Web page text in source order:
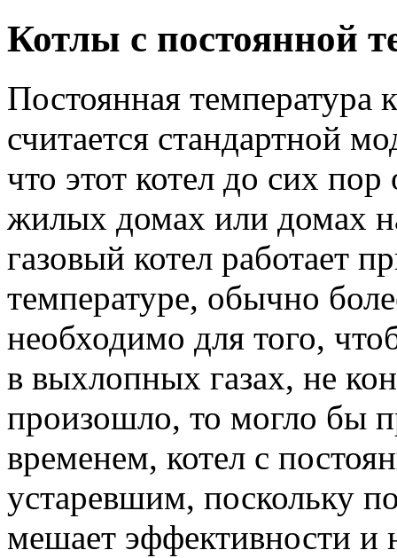
Котлы с постоянной
Постоянная температура
считается стандартной
что этот котел до сих
жилых домах или домах
газовый котел работает
температуре, обычно
необходимо для того,
в выхлопных газах, не
произошло, то могло бы
временем, котел с
устаревшим, поскольку
мешает эффективности и